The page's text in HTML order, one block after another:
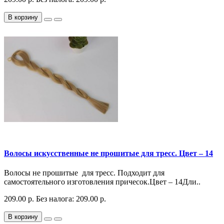
В корзину
Волосы искусственные не прошитые для тресс. Цвет – 14
Волосы не прошитые для тресс. Подходит для
самостоятельного изготовления причесок.Цвет – 14Дли..
209.00 р. Без налога: 209.00 р.
В корзину